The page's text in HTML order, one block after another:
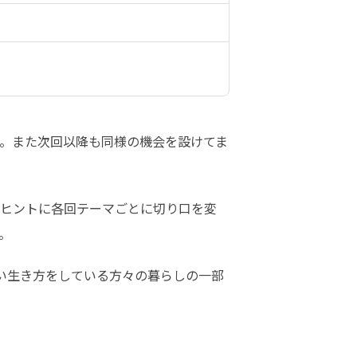
た次回以降も同様の機会を設けてま
ントに各回テーマごとに切り口を変
き方をしている方々の暮らしの一部